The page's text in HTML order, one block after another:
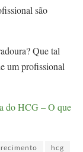
são
Que tal
um profissional
do HCG – O que
hcg